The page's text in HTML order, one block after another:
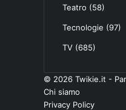
Teatro (58)
Tecnologie (97)
TV (685)
© 2026 Twikie.it -
Chi siamo
Privacy Policy